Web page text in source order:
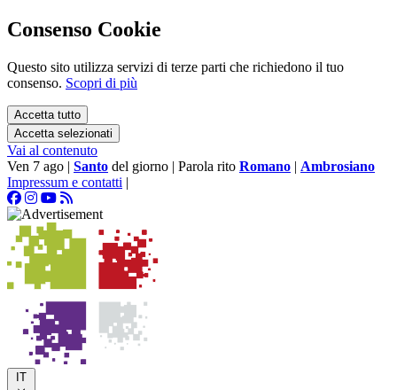
Consenso Cookie
Questo sito utilizza servizi di terze parti che richiedono il tuo
consenso. Scopri di più
Accetta tutto
Accetta selezionati
Vai al contenuto
Ven 7 ago | Santo del giorno | Parola rito Romano | Ambrosiano
Impressum e contatti |
IT